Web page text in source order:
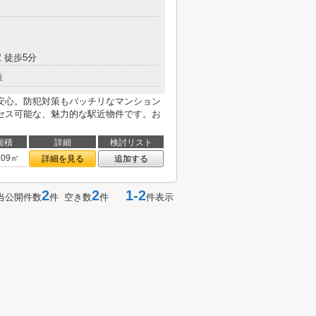
徒歩5分
。防犯対策もバッチリなマンション
可能な、魅力的な駅近物件です。お
積 詳細
検討リスト
㎡
詳細を見る 追加する
公開件数2件 空き数2件 1-2件表示